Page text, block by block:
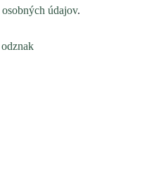
osobných údajov.